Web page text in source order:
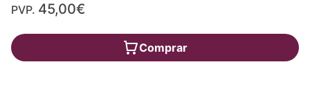
PVP. 45,00€
Comprar